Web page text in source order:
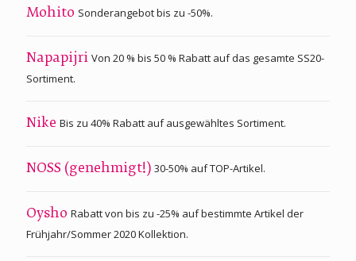
Mohito Sonderangebot bis zu -50%.
Napapijri Von 20 % bis 50 % Rabatt auf das gesamte SS20-
Sortiment.
Nike Bis zu 40% Rabatt auf ausgewähltes Sortiment.
NOSS (genehmigt!) 30-50% auf TOP-Artikel.
Oysho Rabatt von bis zu -25% auf bestimmte Artikel der
Frühjahr/Sommer 2020 Kollektion.